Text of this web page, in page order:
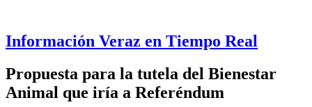
Información Veraz en Tiempo Real
Propuesta para la tutela del Bienestar
Animal que iría a Referéndum